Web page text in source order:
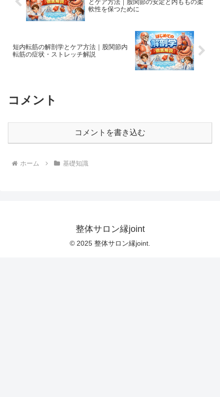
とケア方法｜股関節の安定と内ももの柔
軟性を保つために
短内転筋の解剖学とケア方法｜股関節内
転筋の症状・ストレッチ解説
コメント
コメントを書き込む
ホーム 基礎知識
整体サロン縁joint
© 2025 整体サロン縁joint.